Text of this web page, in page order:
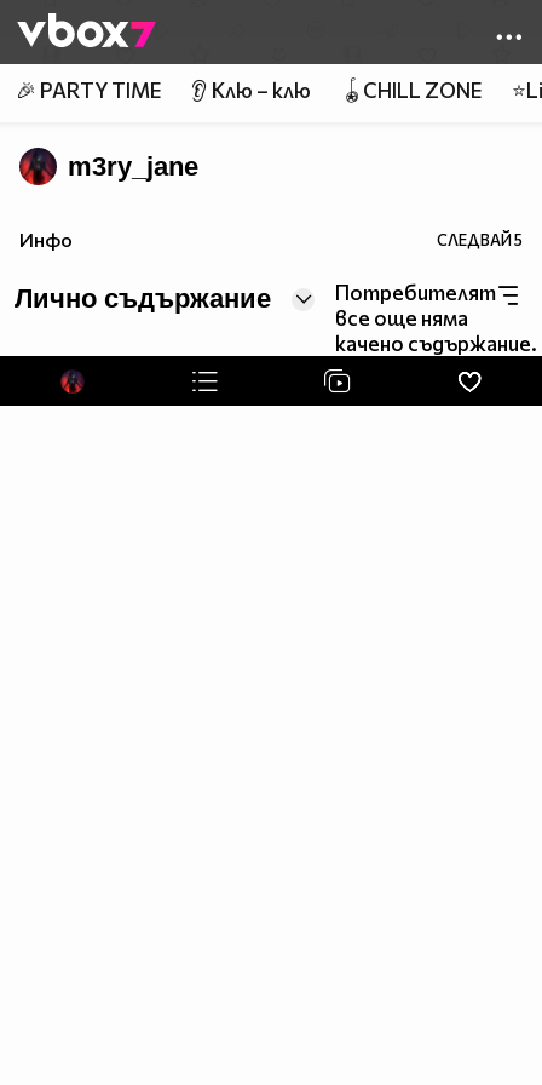
👾
🎉 PARTY TIME 👂 Клю – клю 🪀CHILL ZONE
m3ry_jane
Инфо СЛЕДВАЙ5
Лично съдържание
Потребителят
все още няма
качено съдържание.